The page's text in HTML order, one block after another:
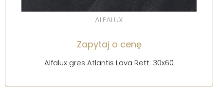
ALFALUX
Zapytaj o cenę
Alfalux gres Atlantis Lava Rett. 30x60